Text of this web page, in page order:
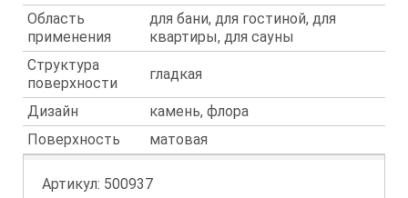
Область
применения
для бани, для гостиной, для
квартиры, для сауны
Структура
поверхности
гладкая
Дизайн
камень, флора
Поверхность
матовая
Артикул: 500937